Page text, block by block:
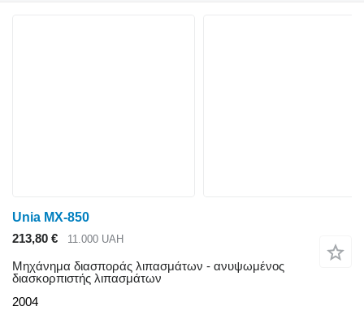
Unia MX-850
213,80 €
11.000 UAH
Μηχάνημα διασποράς λιπασμάτων - ανυψωμένος
διασκορπιστής λιπασμάτων
2004